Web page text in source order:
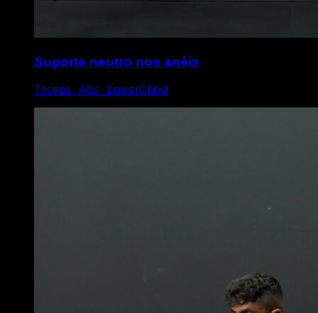
Suporte neutro nos anéis
Triceps ∙ Abs ∙ LowerChest